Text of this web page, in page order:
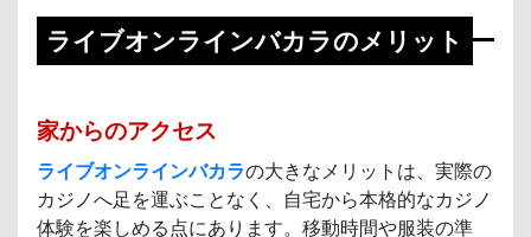
ライブオンラインバカラのメリット
家からのアクセス
ライブオンラインバカラの大きなメリットは、実際の
カジノへ足を運ぶことなく、自宅から本格的なカジノ
体験を楽しめる点にあります。移動時間や服装の準